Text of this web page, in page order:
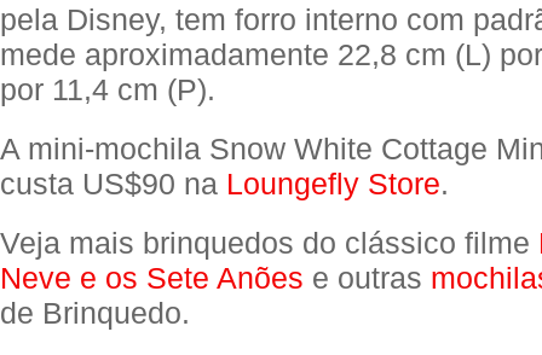
pela Disney, tem forro interno com
mede aproximadamente 22,8 cm (L)
por 11,4 cm (P).
A mini-mochila Snow White Cottage
custa US$90 na Loungefly Store.
Veja mais brinquedos do clássico filme
Neve e os Sete Anões e outras
de Brinquedo.